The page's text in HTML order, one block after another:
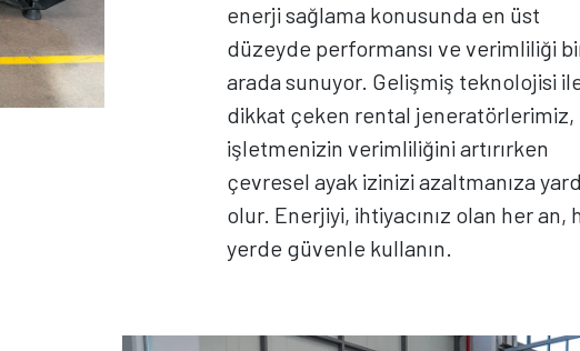
enerji sağlama konusunda en üst
düzeyde performansı ve verimliliği
arada sunuyor. Gelişmiş teknolojisi
dikkat çeken rental jeneratörlerimiz,
işletmenizin verimliliğini artırırken
çevresel ayak izinizi azaltmanıza
olur. Enerjiyi, ihtiyacınız olan her an,
yerde güvenle kullanın.